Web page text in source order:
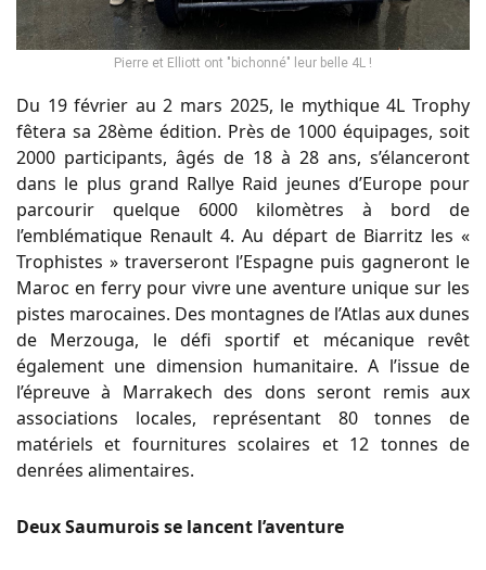
Pierre et Elliott ont "bichonné" leur belle 4L !
Du 19 février au 2 mars 2025, le mythique 4L Trophy
fêtera sa 28ème édition. Près de 1000 équipages, soit
2000 participants, âgés de 18 à 28 ans, s’élanceront
dans le plus grand Rallye Raid jeunes d’Europe pour
parcourir quelque 6000 kilomètres à bord de
l’emblématique Renault 4. Au départ de Biarritz les «
Trophistes » traverseront l’Espagne puis gagneront le
Maroc en ferry pour vivre une aventure unique sur les
pistes marocaines. Des montagnes de l’Atlas aux dunes
de Merzouga, le défi sportif et mécanique revêt
également une dimension humanitaire. A l’issue de
l’épreuve à Marrakech des dons seront remis aux
associations locales, représentant 80 tonnes de
matériels et fournitures scolaires et 12 tonnes de
denrées alimentaires.
Deux Saumurois se lancent l’aventure